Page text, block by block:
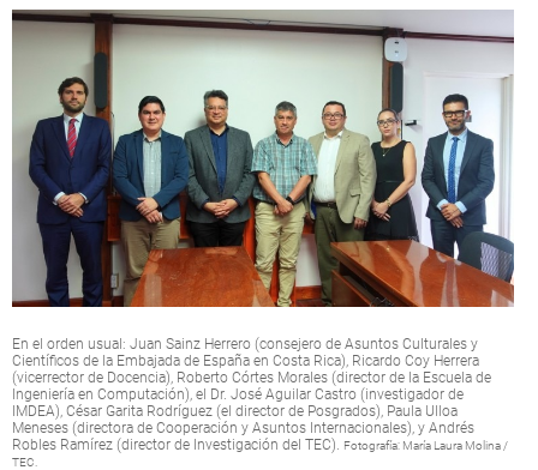
En el orden usual: Juan Sainz Herrero (consejero de Asuntos Culturales y
Científicos de la Embajada de España en Costa Rica), Ricardo Coy Herrera
(vicerrector de Docencia), Roberto Córtes Morales (director de la Escuela de
Ingeniería en Computación), el Dr. José Aguilar Castro (investigador de
IMDEA), César Garita Rodríguez (el director de Posgrados), Paula Ulloa
Meneses (directora de Cooperación y Asuntos Internacionales), y Andrés
Robles Ramírez (director de Investigación del TEC). Fotografía: María Laura Molina /
TEC.